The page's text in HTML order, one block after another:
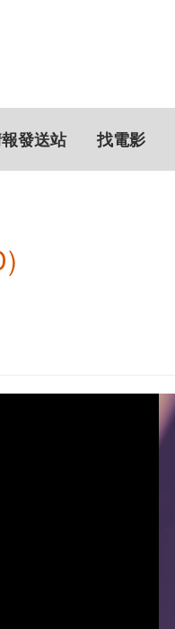
發送站 找電影